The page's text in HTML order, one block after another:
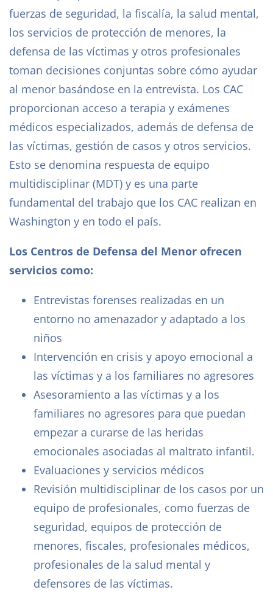
fuerzas de seguridad, la fiscalía, la salud mental,
los servicios de protección de menores, la
defensa de las víctimas y otros profesionales
toman decisiones conjuntas sobre cómo ayudar
al menor basándose en la entrevista. Los CAC
proporcionan acceso a terapia y exámenes
médicos especializados, además de defensa de
las víctimas, gestión de casos y otros servicios.
Esto se denomina respuesta de equipo
multidisciplinar (MDT) y es una parte
fundamental del trabajo que los CAC realizan en
Washington y en todo el país.
Los Centros de Defensa del Menor ofrecen
servicios como:
Entrevistas forenses realizadas en un
entorno no amenazador y adaptado a los
niños
Intervención en crisis y apoyo emocional a
las víctimas y a los familiares no agresores
Asesoramiento a las víctimas y a los
familiares no agresores para que puedan
empezar a curarse de las heridas
emocionales asociadas al maltrato infantil.
Evaluaciones y servicios médicos
Revisión multidisciplinar de los casos por un
equipo de profesionales, como fuerzas de
seguridad, equipos de protección de
menores, fiscales, profesionales médicos,
profesionales de la salud mental y
defensores de las víctimas.